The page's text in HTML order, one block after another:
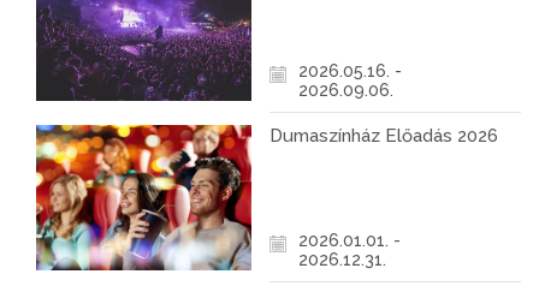
2026.05.16. -
2026.09.06.
Dumaszínház Előadás 2026
2026.01.01. -
2026.12.31.